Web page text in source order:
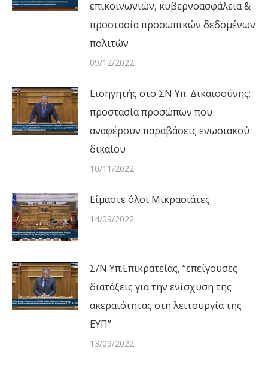
επικοινωνιών, κυβερνοασφάλεια &
προστασία προσωπικών δεδομένων
πολιτών
09/12/2022
Εισηγητής στο ΣΝ Υπ. Δικαιοσύνης:
προστασία προσώπων που
αναφέρουν παραβάσεις ενωσιακού
δικαίου
10/11/2022
Είμαστε όλοι Μικρασιάτες
14/09/2022
Σ/Ν Υπ.Επικρατείας, “επείγουσες
διατάξεις για την ενίσχυση της
ακεραιότητας στη λειτουργία της
ΕΥΠ”
13/09/2022